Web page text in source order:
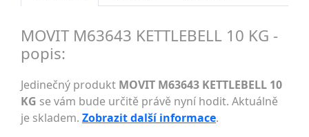
MOVIT M63643 KETTLEBELL 10 KG -
popis:
Jedinečný produkt MOVIT M63643 KETTLEBELL 10
KG se vám bude určitě právě nyní hodit. Aktuálně
je skladem. Zobrazit další informace.